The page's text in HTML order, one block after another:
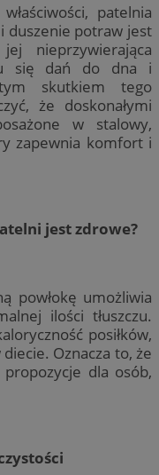
patelnia
duszenie potraw jest
nieprzywierająca
się dań do dna i
skutkiem tego
że doskonałymi
w stalowy,
zapewnia komfort i
jest zdrowe?
powłokę umożliwia
ilości tłuszczu.
posiłków,
Oznacza to, że
dla osób,